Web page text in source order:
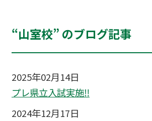
“山室校” のブログ記事
2025年02月14日
プレ県立入試実施‼
2024年12月17日